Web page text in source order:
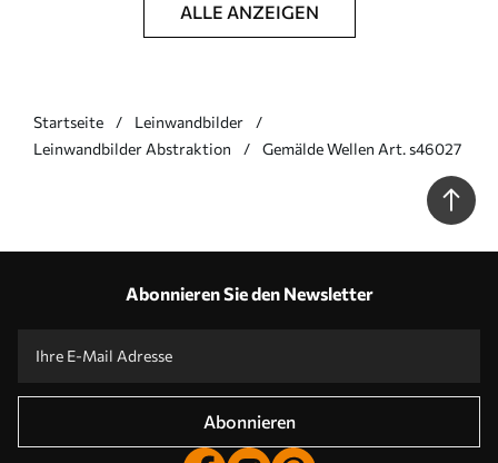
ALLE ANZEIGEN
Startseite
Leinwandbilder
Leinwandbilder Abstraktion
Gemälde Wellen Art. s46027
Abonnieren Sie den Newsletter
Abonnieren